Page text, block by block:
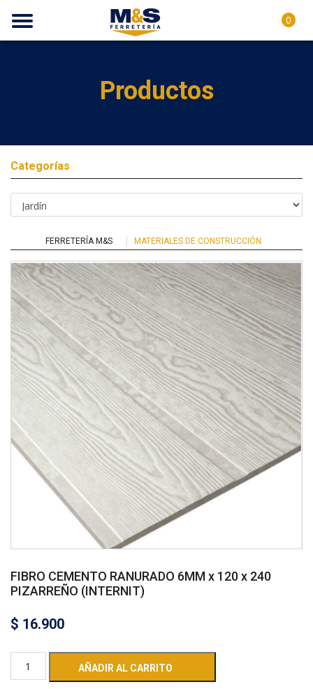
0
Productos
Categorías
FERRETERÍA M&S MATERIALES DE CONSTRUCCIÓN
FIBRO CEMENTO RANURADO 6MM x 120 x 240
PIZARREÑO (INTERNIT)
$ 16.900
AÑADIR AL CARRITO